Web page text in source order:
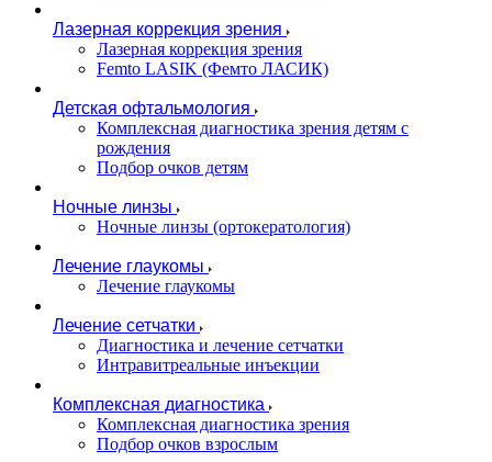
Лазерная коррекция зрения
Лазерная коррекция зрения
Femto LASIK (Фемто ЛАСИК)
Детская офтальмология
Комплексная диагностика зрения детям c
рождения
Подбор очков детям
Ночные линзы
Ночные линзы (ортокератология)
Лечение глаукомы
Лечение глаукомы
Лечение сетчатки
Диагностика и лечение сетчатки
Интравитреальные инъекции
Комплексная диагностика
Комплексная диагностика зрения
Подбор очков взрослым